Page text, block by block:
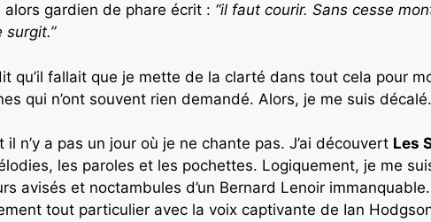
alors gardien de phare écrit : “il faut courir. Sans cesse
surgit.”
qu’il fallait que je mette de la clarté dans tout cela pour
qui n’ont souvent rien demandé. Alors, je me suis décalé.
n’y a pas un jour où je ne chante pas. J’ai découvert Les
les paroles et les pochettes. Logiquement, je me
avisés et noctambules d’un Bernard Lenoir
tout particulier avec la voix captivante de Ian